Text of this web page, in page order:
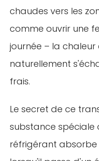
chaudes vers les
comme ouvrir une
journée – la chaleur
naturellement
frais.
Le secret de ce
substance spéciale
réfrigérant